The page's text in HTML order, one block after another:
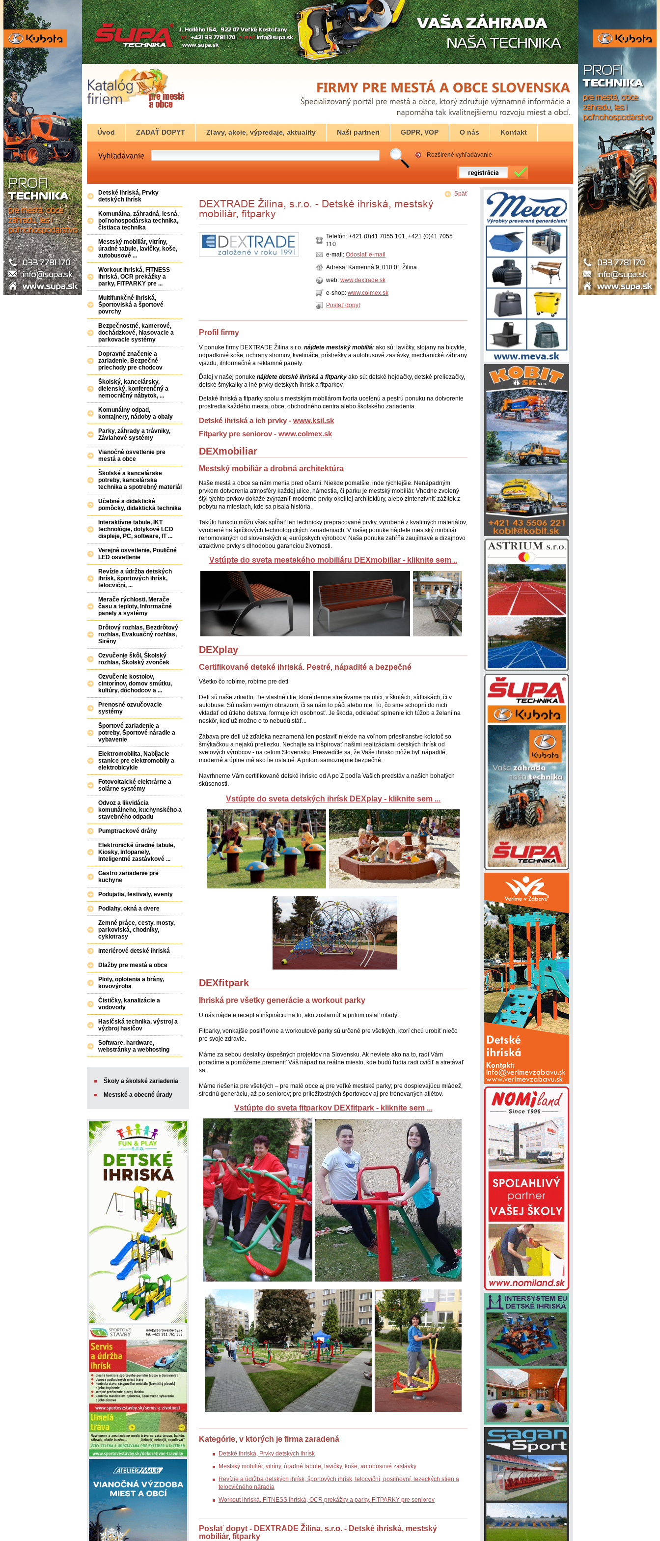
Úvod ZADAŤ DOPYT Zľavy, akcie, výpredaje, aktuality Naši partneri GDPR, VOP O nás Kontakt
Rozšírené vyhľadávanie
Späť
Telefón: +421 (0)41 7055 101, +421 (0)41 7055
110
e-mail: Odoslať e-mail
Adresa: Kamenná 9, 010 01 Žilina
web: www.dextrade.sk
e-shop: www.colmex.sk
Poslať dopyt
Profil firmy
V ponuke firmy DEXTRADE Žilina s.r.o. nájdete mestský mobiliárako sú: lavičky, stojany na bicykle,
odpadkové koše, ochrany stromov, kvetináče, prístrešky a autobusové zastávky, mechanické zábrany
vjazdu, iInformačné a reklamné panely.
Ďalej v našej ponuke nájdete detské ihriská a fitparky ako sú: detské hojdačky, detské preliezačky,
detské šmýkalky a iné prvky detských ihrísk a fitparkov.
Detaké ihriská a fitparky spolu s mestským mobilárom tvoria ucelenú a pestrú ponuku na dotvorenie
prostredia každého mesta, obce, obchodného centra alebo školského zariadenia.
Detské ihriská a ich prvky - www.ksil.sk
Fitparky pre seniorov - www.colmex.sk
DEXmobiliar
Mestský mobiliár a drobná architektúra
Naše mestá a obce sa nám menia pred očami. Niekde pomalšie, inde rýchlejšie. Nenápadným
prvkom dotvorenia atmosféry každej ulice, námestia, či parku je mestský mobiliár. Vhodne zvolený
štýl týchto prvkov dokáže zvýrazniť moderné prvky okolitej architektúry, alebo zintenzívniť zážitok z
pobytu na miestach, kde sa písala história.
Takúto funkciu môžu však spĺňať len technicky prepracované prvky, vyrobené z kvalitných materiálov,
vyrobené na špičkových technologických zariadeniach. V našej ponuke nájdete mestský mobiliár
renomovaných od slovenských aj európskych výrobcov. Naša ponuka zahŕňa zaujímavé a dizajnovo
atraktívne prvky s dlhodobou garanciou životnosti.
Vstúpte do sveta mestského mobiliáru DEXmobiliar - kliknite sem ..
DEXplay
Certifikované detské ihriská. Pestré, nápadité a bezpečné
Všetko čo robíme, robíme pre deti
Deti sú naše zrkadlo. Tie vlastné i tie, ktoré denne stretávame na ulici, v školách, sídliskách, či v
autobuse. Sú našim verným obrazom, či sa nám to páči alebo nie. To, čo sme schopní do nich
vkladať od útleho detstva, formuje ich osobnosť. Je škoda, odkladať splnenie ich túžob a želaní na
neskôr, keď už možno o to nebudú stáť...
Zábava pre deti už zďaleka neznamená len postaviť niekde na voľnom priestranstve kolotoč so
šmýkačkou a nejakú preliezku. Nechajte sa inšpirovať našimi realizáciami detských ihrísk od
svetových výrobcov - na celom Slovensku. Presvedčte sa, že Vaše ihrisko môže byť nápadité,
moderné a úplne iné ako tie ostatné. A pritom samozrejme bezpečné.
Navrhneme Vám certifikované detské ihrisko od A po Z podľa Vašich predstáv a našich bohatých
skúseností.
Vstúpte do sveta detských ihrísk DEXplay - kliknite sem ...
DEXfitpark
Ihriská pre všetky generácie a workout parky
U nás nájdete recept a inšpiráciu na to, ako zostarnúť a pritom ostať mladý.
Fitparky, vonkajšie posilňovne a workoutové parky sú určené pre všetkých, ktorí chcú urobiť niečo
pre svoje zdravie.
Máme za sebou desiatky úspešných projektov na Slovensku. Ak neviete ako na to, radi Vám
poradíme a pomôžeme premeniť Váš nápad na reálne miesto, kde budú ľudia radi cvičiť a stretávať
sa.
Máme riešenia pre všetkých – pre malé obce aj pre veľké mestské parky; pre dospievajúcu mládež,
strednú generáciu, až po seniorov; pre príležitostných športovcov aj pre trénovaných atlétov.
Vstúpte do sveta fitparkov DEXfitpark - kliknite sem ...
Kategórie, v ktorých je firma zaradená
Detské ihriská, Prvky detských ihrísk
Mestský mobiliár, vitríny, úradné tabule, lavičky, koše, autobusové zastávky
Revízie a údržba detských ihrísk, športových ihrísk, telocviční, posilňovní, lezeckých stien a
telocvičného náradia
Workout ihriská, FITNESS ihriská, OCR prekážky a parky, FITPARKY pre seniorov
Poslať dopyt - DEXTRADE Žilina, s.r.o. - Detské ihriská, mestský
mobiliár, fitparky
Detské ihriská, Prvky
detských ihrísk
Komunálna, záhradná, lesná,
poľnohospodárska technika,
čistiaca technika
Mestský mobiliár, vitríny,
úradné tabule, lavičky, koše,
autobusové ...
Workout ihriská, FITNESS
ihriská, OCR prekážky a
parky, FITPARKY pre ...
Multifunkčné ihriská,
Športoviská a športové
povrchy
Bezpečnostné, kamerové,
dochádzkové, hlasovacie a
parkovacie systémy
Dopravné značenie a
zariadenie, Bezpečné
priechody pre chodcov
Školský, kancelársky,
dielenský, konferenčný a
nemocničný nábytok, ...
Komunálny odpad,
kontajnery, nádoby a obaly
Parky, záhrady a trávniky,
Závlahové systémy
Vianočné osvetlenie pre
mestá a obce
Školské a kancelárske
potreby, kancelárska
technika a spotrebný materiál
Učebné a didaktické
pomôcky, didaktická technika
Interaktívne tabule, IKT
technológie, dotykové LCD
displeje, PC, software, IT ...
Verejné osvetlenie, Pouličné
LED osvetlenie
Revízie a údržba detských
ihrísk, športových ihrísk,
telocviční, ...
Merače rýchlosti, Merače
času a teploty, Informačné
panely a systémy
Drôtový rozhlas, Bezdrôtový
rozhlas, Evakuačný rozhlas,
Sirény
Ozvučenie škôl, Školský
rozhlas, Školský zvonček
Ozvučenie kostolov,
cintorínov, domov smútku,
kultúry, dôchodcov a ...
Prenosné ozvučovacie
systémy
Športové zariadenie a
potreby, Športové náradie a
vybavenie
Elektromobilita, Nabíjacie
stanice pre elektromobily a
elektrobicykle
Fotovoltaické elektrárne a
solárne systémy
Odvoz a likvidácia
komunálneho, kuchynského a
stavebného odpadu
Pumptrackové dráhy
Elektronické úradné tabule,
Kiosky, Infopanely,
Inteligentné zastávkové ...
Gastro zariadenie pre
kuchyne
Podujatia, festivaly, eventy
Podlahy, okná a dvere
Zemné práce, cesty, mosty,
parkoviská, chodníky,
cyklotrasy
Interiérové detské ihriská
Dlažby pre mestá a obce
Ploty, oplotenia a brány,
kovovýroba
Čističky, kanalizácie a
vodovody
Hasičská technika, výstroj a
výzbroj hasičov
Software, hardware,
webstránky a webhosting
Školy a školské zariadenia
Mestské a obecné úrady